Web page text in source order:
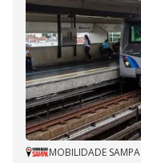
MOBILIDADE SAMPA